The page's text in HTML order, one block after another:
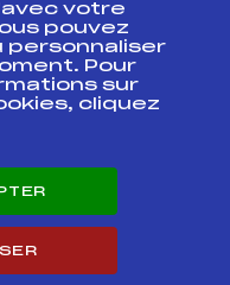
Suivi
votre
pouvez
personnaliser
Pour
sur
cliquez